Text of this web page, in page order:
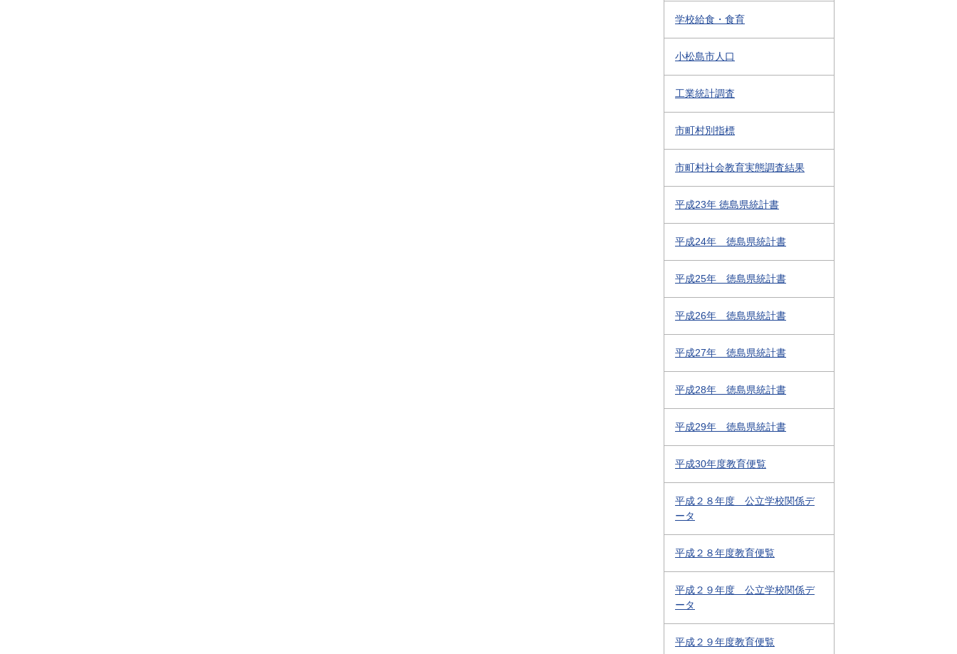
学校給食・食育
小松島市人口
工業統計調査
市町村別指標
市町村社会教育実態調査結果
平成23年 徳島県統計書
平成24年 徳島県統計書
平成25年 徳島県統計書
平成26年 徳島県統計書
平成27年 徳島県統計書
平成28年 徳島県統計書
平成29年 徳島県統計書
平成30年度教育便覧
平成２８年度 公立学校関係デ
ータ
平成２８年度教育便覧
平成２９年度 公立学校関係デ
ータ
平成２９年度教育便覧